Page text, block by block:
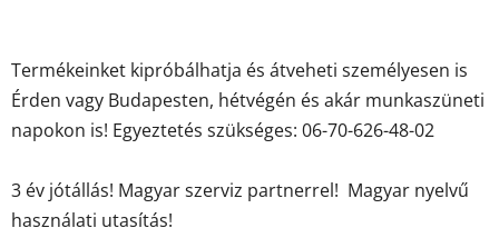
Termékeinket kipróbálhatja és átveheti személyesen is
Érden vagy Budapesten, hétvégén és akár munkaszüneti
napokon is! Egyeztetés szükséges: 06-70-626-48-02
3 év jótállás! Magyar szerviz partnerrel! Magyar nyelvű
használati utasítás!